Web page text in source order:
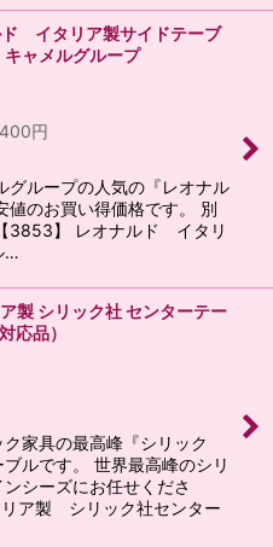
ド イタリア製サイドテーブ
ャメルグループ
円
グループの人気の『レオナル
値のお買い得価格です。 別
3853】 レオナルド イタリ
…
製 シリック社 センターテー
応品）
家具の最高峰『シリック
ルです。 世界最高峰のシリ
シーズにお任せくださ
ア製 シリック社センター